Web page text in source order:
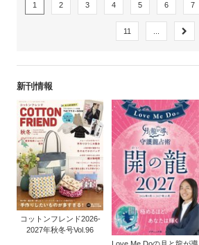
1 2 3 4 5 6 7
11
新刊情報
コットンフレンド2026-
2027年秋冬号Vol.96